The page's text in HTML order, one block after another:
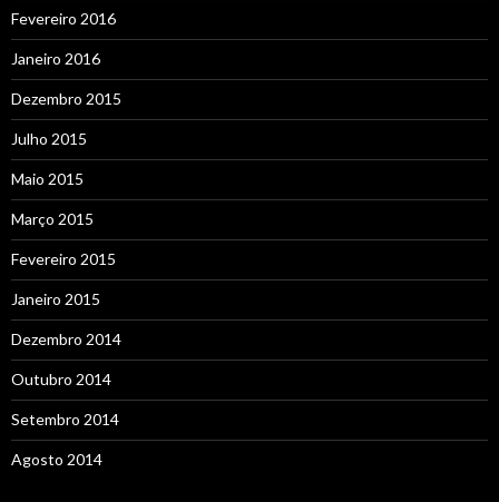
Fevereiro 2016
Janeiro 2016
Dezembro 2015
Julho 2015
Maio 2015
Março 2015
Fevereiro 2015
Janeiro 2015
Dezembro 2014
Outubro 2014
Setembro 2014
Agosto 2014